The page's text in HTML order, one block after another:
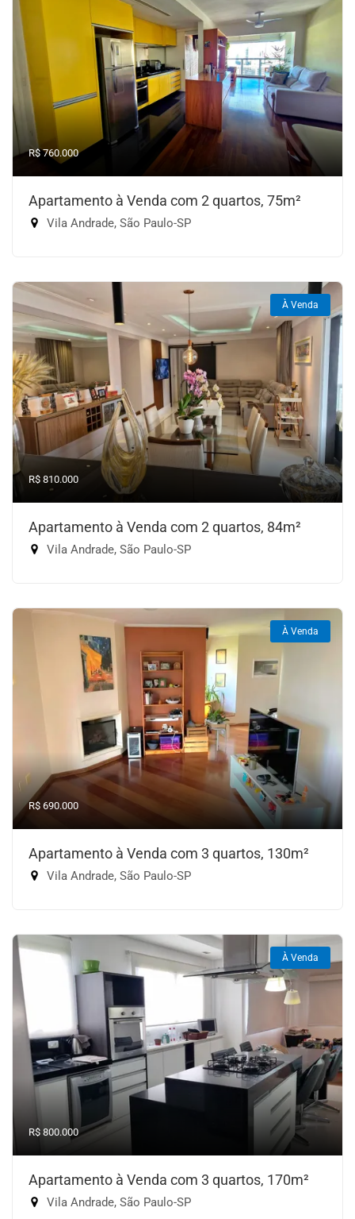
R$ 760.000
Apartamento à Venda com 2 quartos, 75m²
Vila Andrade, São Paulo-SP
À Venda
R$ 810.000
Apartamento à Venda com 2 quartos, 84m²
Vila Andrade, São Paulo-SP
À Venda
R$ 690.000
Apartamento à Venda com 3 quartos, 130m²
Vila Andrade, São Paulo-SP
À Venda
R$ 800.000
Apartamento à Venda com 3 quartos, 170m²
Vila Andrade, São Paulo-SP